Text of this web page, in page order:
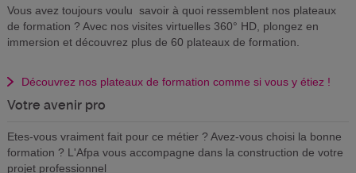
Vous avez toujours voulu savoir à quoi ressemblent nos plateaux
de formation ? Avec nos visites virtuelles 360° HD, plongez en
immersion et découvrez plus de 60 plateaux de formation.
Découvrez nos plateaux de formation comme si vous y étiez !
Votre avenir pro
Etes-vous vraiment fait pour ce métier ? Avez-vous choisi la bonne
formation ? L'Afpa vous accompagne dans la construction de votre
projet professionnel